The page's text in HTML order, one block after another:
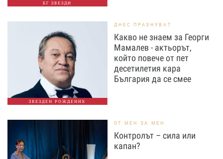
БГ ЗВЕЗДИ
ЗВЕЗДЕН РОЖДЕНИК
ДНЕС ПРАЗНУВАТ
Какво не знаем за Георги
Мамалев - актьорът,
който повече от пет
десетилетия кара
България да се смее
ОТ МЕН ЗА МЕН
Контролът – сила или
капан?